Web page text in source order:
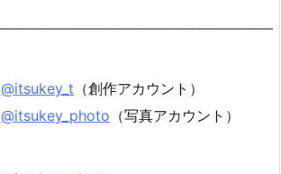
@itsukey_t （創作アカウント）
@itsukey_photo （写真アカウント）